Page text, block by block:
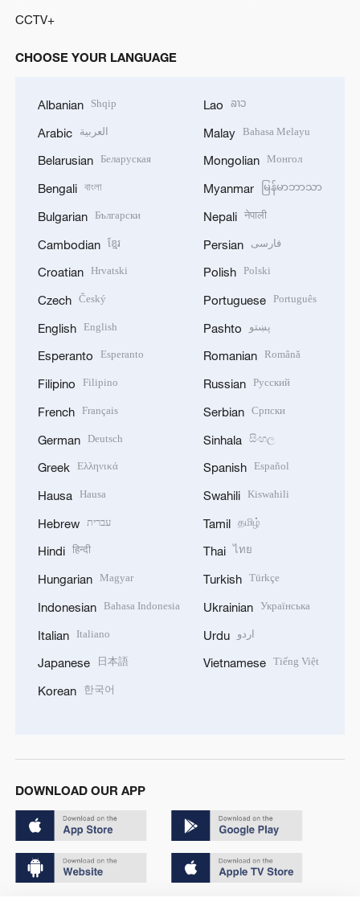
CCTV+
CHOOSE YOUR LANGUAGE
Albanian Shqip
Arabic العربية
Belarusian Беларуская
Bengali বাংলা
Bulgarian Български
Cambodian ខ្មែរ
Croatian Hrvatski
Czech Český
English English
Esperanto Esperanto
Filipino Filipino
French Français
German Deutsch
Greek Ελληνικά
Hausa Hausa
Hebrew עברית
Hindi हिन्दी
Hungarian Magyar
Indonesian Bahasa Indonesia
Italian Italiano
Japanese 日本語
Korean 한국어
Lao ລາວ
Malay Bahasa Melayu
Mongolian Монгол
Myanmar မြန်မာဘာသာ
Nepali नेपाली
Persian فارسی
Polish Polski
Portuguese Português
Pashto پښتو
Romanian Română
Russian Русский
Serbian Српски
Sinhala සිංහල
Spanish Español
Swahili Kiswahili
Tamil தமிழ்
Thai ไทย
Turkish Türkçe
Ukrainian Українська
Urdu اردو
Vietnamese Tiếng Việt
DOWNLOAD OUR APP